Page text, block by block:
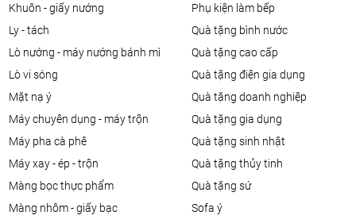
khuôn - giấy nướng
ly - tách
lò nướng - máy nướng bánh mì
lò vi sóng
mặt nạ ý
máy chuyên dụng - máy trộn
máy pha cà phê
máy xay - ép - trộn
màng bọc thực phẩm
màng nhôm - giấy bạc
phụ kiện làm bếp
quà tặng bình nước
quà tặng cao cấp
quà tặng điện gia dụng
quà tặng doanh nghiệp
quà tặng gia dụng
quà tặng sinh nhật
quà tặng thủy tinh
quà tặng sứ
sofa ý